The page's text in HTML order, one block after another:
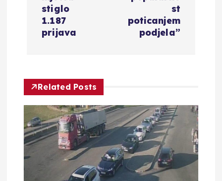
a
o
stiglo
1.187
prijava
st
poticanjem
podjela”
Related Posts